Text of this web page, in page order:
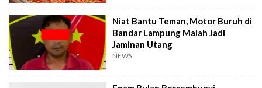
Niat Bantu Teman, Motor Buruh di
Bandar Lampung Malah Jadi
Jaminan Utang
NEWS